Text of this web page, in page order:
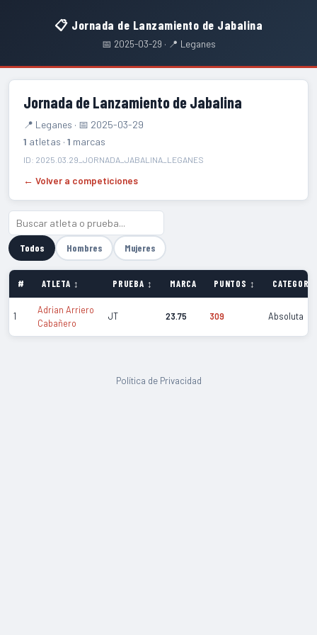
📋 Jornada de Lanzamiento de Jabalina
📅 2025-03-29 · 📍 Leganes
Jornada de Lanzamiento de Jabalina
📍 Leganes · 📅 2025-03-29
1 atletas · 1 marcas
ID: 2025.03.29_JORNADA_JABALINA_LEGANES
← Volver a competiciones
Todos Hombres Mujeres
# ATLETA ↕ PRUEBA ↕ MARCA PUNTOS ↕
1
Adrian Arriero
Cabañero
JT 23.75 309 Absoluta
Política de Privacidad